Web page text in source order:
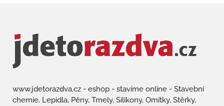
www.jdetorazdva.cz - eshop - stavíme online - Stavební
chemie, Lepidla, Pěny, Tmely, Silikony, Omítky, Stěrky,